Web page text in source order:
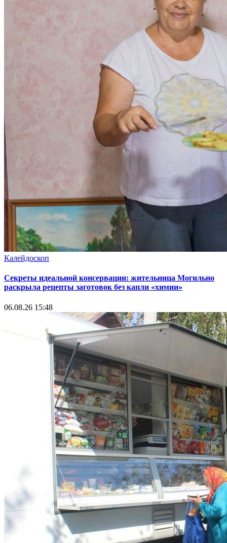
Калейдоскоп
Секреты идеальной консервации: жительница Могильно
раскрыла рецепты заготовок без капли «химии»
06.08.26 15:48